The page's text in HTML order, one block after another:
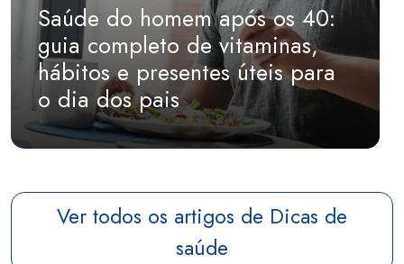
Saúde do homem após os 40:
guia completo de vitaminas,
hábitos e presentes úteis para
o dia dos pais
Ver todos os artigos de Dicas de
saúde